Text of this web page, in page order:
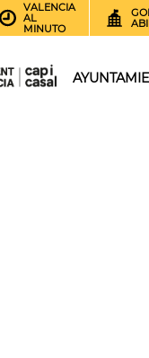
VALENCIA
AL
MINUTO